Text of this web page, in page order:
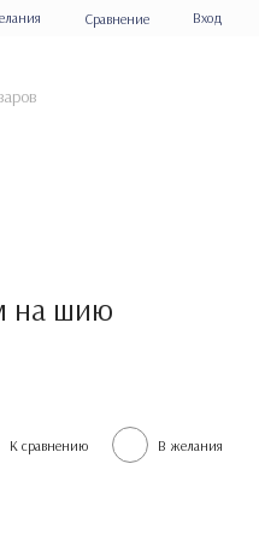
Сравнение Вход
на шию
К сравнению В желания